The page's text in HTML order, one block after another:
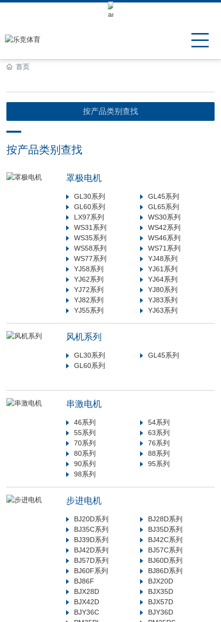
Keli Motor Group Search
首页
按产品类别查找
按产品类别查找
罩极电机
GL30系列
GL45系列
GL60系列
GL65系列
LX97系列
WS30系列
WS31系列
WS42系列
WS35系列
WS46系列
WS58系列
WS71系列
WS77系列
YJ48系列
YJ58系列
YJ61系列
YJ62系列
YJ64系列
YJ72系列
YJ80系列
YJ82系列
YJ83系列
YJ55系列
YJ63系列
风机系列
GL30系列
GL45系列
GL60系列
串激电机
46系列
54系列
55系列
63系列
70系列
76系列
80系列
88系列
90系列
95系列
98系列
步进电机
BJ20D系列
BJ28D系列
BJ35C系列
BJ35D系列
BJ39D系列
BJ42C系列
BJ42D系列
BJ57C系列
BJ57D系列
BJ60D系列
BJ60F系列
BJ86D系列
BJ86F
BJX20D
BJX28D
BJX35D
BJX42D
BJX57D
BJY36C
BJY36D